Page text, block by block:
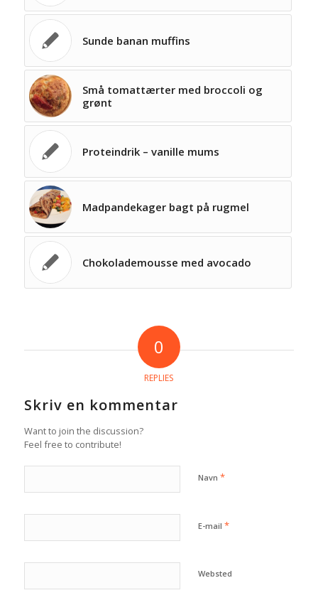
Sunde banan muffins
Små tomattærter med broccoli og
grønt
Proteindrik – vanille mums
Madpandekager bagt på rugmel
Chokolademousse med avocado
0
REPLIES
Skriv en kommentar
Want to join the discussion?
Feel free to contribute!
Navn *
E-mail *
Websted